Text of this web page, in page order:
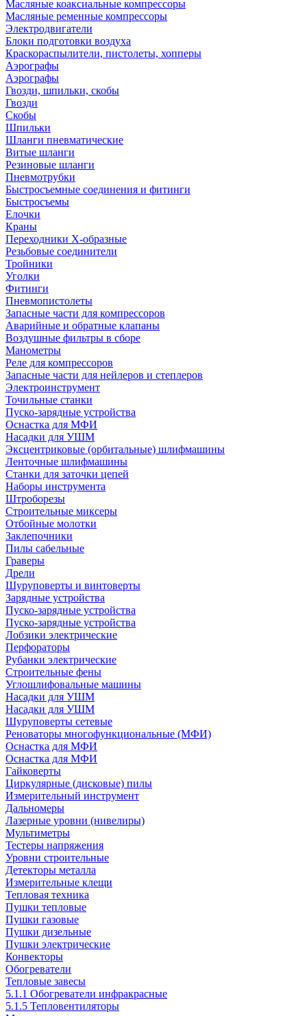
Масляные коаксиальные компрессоры
Масляные ременные компрессоры
Электродвигатели
Блоки подготовки воздуха
Краскораспылители, пистолеты, хопперы
Аэрографы
Аэрографы
Гвозди, шпильки, скобы
Гвозди
Скобы
Шпильки
Шланги пневматические
Витые шланги
Резиновые шланги
Пневмотрубки
Быстросъемные соединения и фитинги
Быстросъемы
Елочки
Краны
Переходники Х-образные
Резьбовые соединители
Тройники
Уголки
Фитинги
Пневмопистолеты
Запасные части для компрессоров
Аварийные и обратные клапаны
Воздушные фильтры в сборе
Манометры
Реле для компрессоров
Запасные части для нейлеров и степлеров
Электроинструмент
Точильные станки
Пуско-зарядные устройства
Оснастка для МФИ
Насадки для УШМ
Эксцентриковые (орбитальные) шлифмашины
Ленточные шлифмашины
Станки для заточки цепей
Наборы инструмента
Штроборезы
Строительные миксеры
Отбойные молотки
Заклепочники
Пилы сабельные
Граверы
Дрели
Шуруповерты и винтоверты
Зарядные устройства
Пуско-зарядные устройства
Пуско-зарядные устройства
Лобзики электрические
Перфораторы
Рубанки электрические
Строительные фены
Углошлифовальные машины
Насадки для УШМ
Насадки для УШМ
Шуруповерты сетевые
Реноваторы многофункциональные (МФИ)
Оснастка для МФИ
Оснастка для МФИ
Гайковерты
Циркулярные (дисковые) пилы
Измерительный инструмент
Дальномеры
Лазерные уровни (нивелиры)
Мультиметры
Тестеры напряжения
Уровни строительные
Детекторы металла
Измерительные клещи
Тепловая техника
Пушки тепловые
Пушки газовые
Пушки дизельные
Пушки электрические
Конвекторы
Обогреватели
Тепловые завесы
5.1.1 Обогреватели инфракрасные
5.1.5 Тепловентиляторы